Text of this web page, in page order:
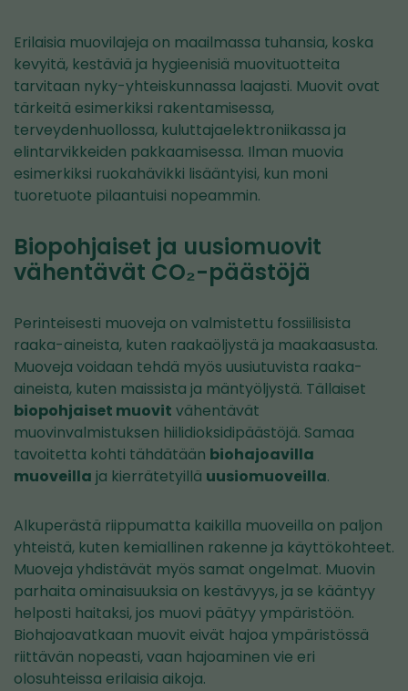
Erilaisia muovilajeja on maailmassa tuhansia, koska
kevyitä, kestäviä ja hygieenisiä muovituotteita
tarvitaan nyky-yhteiskunnassa laajasti. Muovit ovat
tärkeitä esimerkiksi rakentamisessa,
terveydenhuollossa, kuluttajaelektroniikassa ja
elintarvikkeiden pakkaamisessa. Ilman muovia
esimerkiksi ruokahävikki lisääntyisi, kun moni
tuoretuote pilaantuisi nopeammin.
Biopohjaiset ja uusiomuovit
vähentävät CO₂-päästöjä
Perinteisesti muoveja on valmistettu fossiilisista
raaka-aineista, kuten raakaöljystä ja maakaasusta.
Muoveja voidaan tehdä myös uusiutuvista raaka-
aineista, kuten maissista ja mäntyöljystä. Tällaiset
biopohjaiset muovit vähentävät
muovinvalmistuksen hiilidioksidipäästöjä. Samaa
tavoitetta kohti tähdätään biohajoavilla
muoveilla ja kierrätetyillä uusiomuoveilla.
Alkuperästä riippumatta kaikilla muoveilla on paljon
yhteistä, kuten kemiallinen rakenne ja käyttökohteet.
Muoveja yhdistävät myös samat ongelmat. Muovin
parhaita ominaisuuksia on kestävyys, ja se kääntyy
helposti haitaksi, jos muovi päätyy ympäristöön.
Biohajoavatkaan muovit eivät hajoa ympäristössä
riittävän nopeasti, vaan hajoaminen vie eri
olosuhteissa erilaisia aikoja.